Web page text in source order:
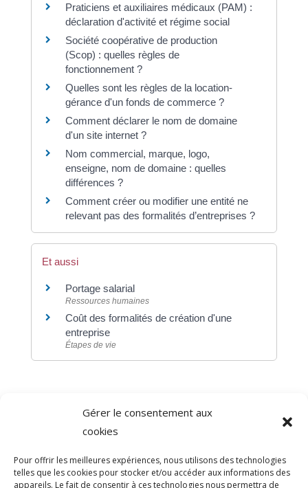
Gérer le consentement aux
cookies
Pour offrir les meilleures expériences, nous utilisons des technologies
telles que les cookies pour stocker et/ou accéder aux informations des
appareils. Le fait de consentir à ces technologies nous permettra de
Praticiens et auxiliaires médicaux (PAM) :
déclaration d'activité et régime social
Société coopérative de production
(Scop) : quelles règles de
fonctionnement ?
Quelles sont les règles de la location-
gérance d'un fonds de commerce ?
Comment déclarer le nom de domaine
d'un site internet ?
Nom commercial, marque, logo,
enseigne, nom de domaine : quelles
différences ?
Comment créer ou modifier une entité ne
relevant pas des formalités d’entreprises ?
Et aussi
Portage salarial
Ressources humaines
Coût des formalités de création d'une
entreprise
Étapes de vie
Direction de l'information légale et administrative
comarquage developpé par